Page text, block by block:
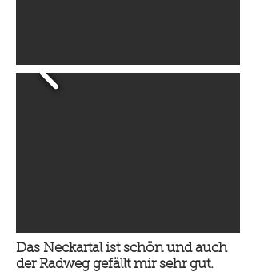
Das Neckartal ist schön und auch
der Radweg gefällt mir sehr gut.